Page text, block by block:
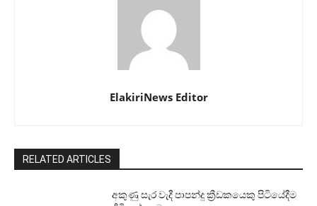
ElakiriNews Editor
RELATED ARTICLES
අකුණු සැර වැදී පාපන්දු ක්‍රීඩකයෙකු පිටියේදීම